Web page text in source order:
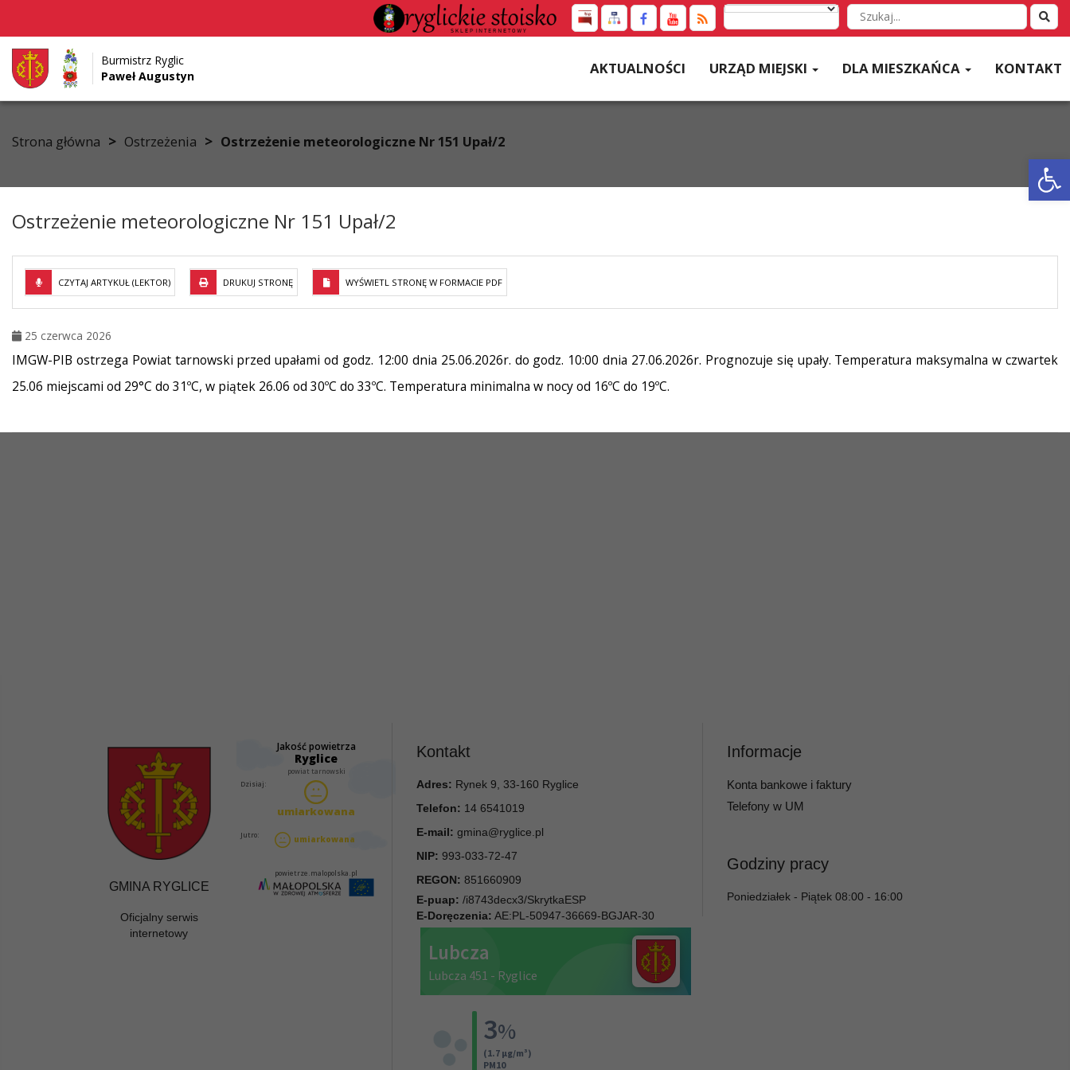
Przejdź do menu
Przejdź do głównej treści strony
Przejdź do stopki strony
Wyszukaj
w
Burmistrz Ryglic
Paweł Augustyn
AKTUALNOŚCI URZĄD MIEJSKI DLA MIESZKAŃCA KONTAKT
Strona główna > Ostrzeżenia > Ostrzeżenie meteorologiczne Nr 151 Upał/2
Ostrzeżenie meteorologiczne Nr 151 Upał/2
CZYTAJ ARTYKUŁ (LEKTOR) DRUKUJ STRONĘ WYŚWIETL STRONĘ W FORMACIE PDF
25 czerwca 2026
IMGW-PIB ostrzega Powiat tarnowski przed upałami od godz. 12:00 dnia 25.06.2026r. do godz. 10:00 dnia 27.06.2026r. Prognozuje się upały. Temperatura maksymalna w czwartek
25.06 miejscami od 29°C do 31ºC, w piątek 26.06 od 30ºC do 33ºC. Temperatura minimalna w nocy od 16ºC do 19ºC.
GMINA RYGLICE
Oficjalny serwis
internetowy
Kontakt
Adres: Rynek 9, 33-160 Ryglice
Telefon: 14 6541019
E-mail: gmina@ryglice.pl
NIP: 993-033-72-47
REGON: 851660909
E-puap: /i8743decx3/SkrytkaESP
E-Doręczenia: AE:PL-50947-36669-BGJAR-30
Informacje
Konta bankowe i faktury
Telefony w UM
Godziny pracy
Poniedziałek - Piątek 08:00 - 16:00